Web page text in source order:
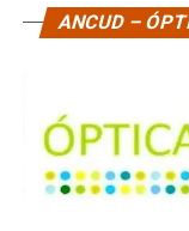
ANCUD –